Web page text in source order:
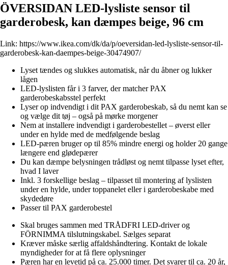
ÖVERSIDAN LED-lysliste sensor til
garderobesk, kan dæmpes beige, 96 cm
Link: https://www.ikea.com/dk/da/p/oeversidan-led-lysliste-sensor-til-
garderobesk-kan-daempes-beige-30474907/
Lyset tændes og slukkes automatisk, når du åbner og lukker
lågen
LED-lyslisten får i 3 farver, der matcher PAX
garderobeskabsstel perfekt
Lyser op indvendigt i dit PAX garderobeskab, så du nemt kan se
og vælge dit tøj – også på mørke morgener
Nem at installere indvendigt i garderobestellet – øverst eller
under en hylde med de medfølgende beslag
LED-pæren bruger op til 85% mindre energi og holder 20 gange
længere end glødepærer
Du kan dæmpe belysningen trådløst og nemt tilpasse lyset efter,
hvad I laver
Inkl. 3 forskellige beslag – tilpasset til montering af lyslisten
under en hylde, under toppanelet eller i garderobeskabe med
skydedøre
Passer til PAX garderobestel
Skal bruges sammen med TRÅDFRI LED-driver og
FÖRNIMMA tilslutningskabel. Sælges separat
Kræver måske særlig affaldshåndtering. Kontakt de lokale
myndigheder for at få flere oplysninger
Pæren har en levetid på ca. 25.000 timer. Det svarer til ca. 20 år,